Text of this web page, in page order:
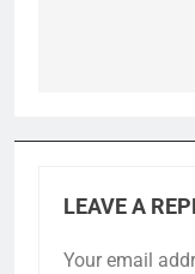
LEAVE A
Your email